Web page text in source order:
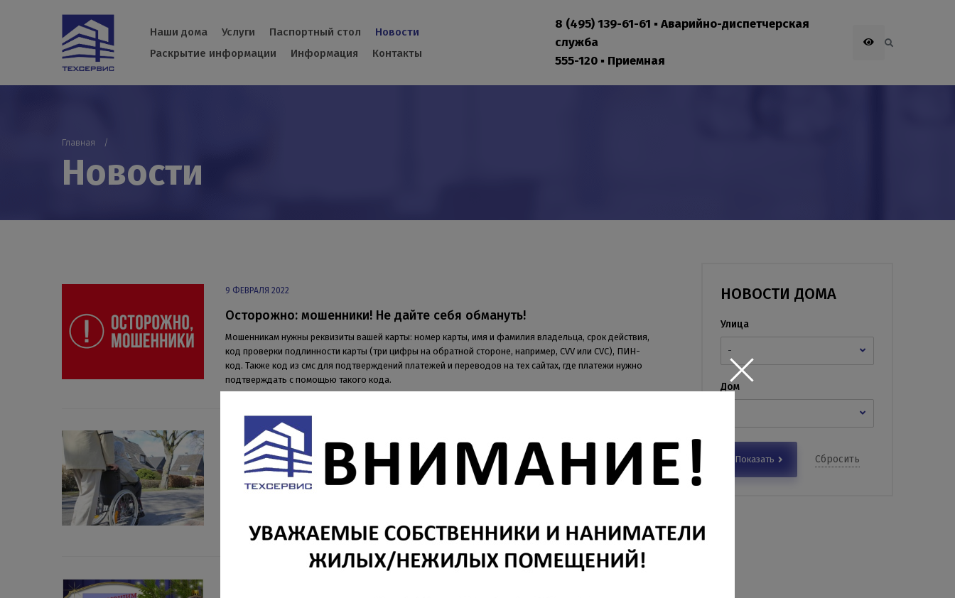
Главная
Новости
9 ФЕВРАЛЯ 2022
Осторожно: мошенники! Не дайте себя обмануть!
Мошенникам нужны реквизиты вашей карты: номер карты, имя и фамилия владельца, срок действия,
код проверки подлинности карты (три цифры на обратной стороне, например, CVV или CVC), ПИН-
код. Также код из смс для подтверждений платежей и переводов на тех сайтах, где платежи нужно
подтверждать с помощью такого кода.
25 ЯНВАРЯ 2022
Личный приём инвалидов-колясочников по вопросам защиты их
социальных прав
вопросу доступности жилых помещений для указанной категории граждан.
НОВОСТИ ДОМА
Улица
-
Дом
Показать Сбросить
Наши дома Услуги Паспортный стол
Новости
Раскрытие информации
Информация Контакты
8 (495) 139-61-61 ▪ Аварийно-диспетчерская
служба
555-120 ▪ Приемная